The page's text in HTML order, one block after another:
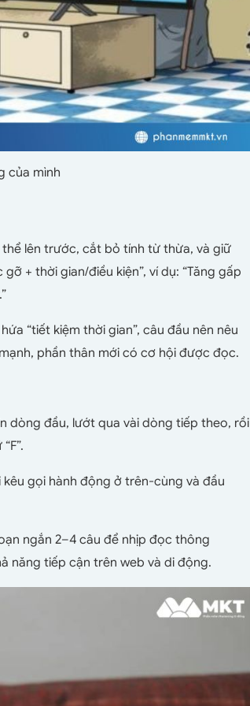
của mình
thể lên trước, cắt bỏ tính từ thừa, và giữ
+ thời gian/điều kiện”, ví dụ: “Tăng gấp
“tiết kiệm thời gian”, câu đầu nên nêu
phần thân mới có cơ hội được đọc.
dòng đầu, lướt qua vài dòng tiếp theo, rồi
gọi hành động ở trên-cùng và đầu
ngắn 2–4 câu để nhịp đọc thông
năng tiếp cận trên web và di động.